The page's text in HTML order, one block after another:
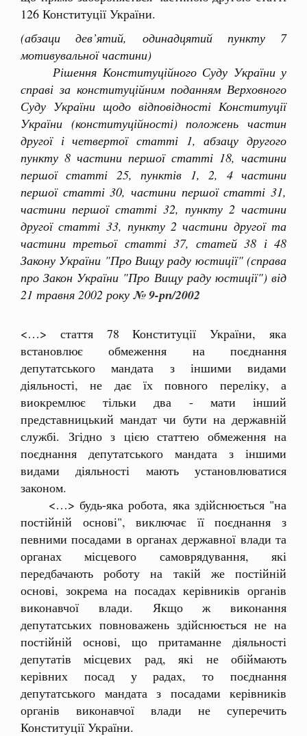
126 Конституції України.
(абзаци дев’ятий, одинадцятий пункту 7
мотивувальної частини)
Рішення Конституційного Суду України у
справі за конституційним поданням Верховного
Суду України щодо відповідності Конституції
України (конституційності) положень частин
другої і четвертої статті 1, абзацу другого
пункту 8 частини першої статті 18, частини
першої статті 25, пунктів 1, 2, 4 частини
першої статті 30, частини першої статті 31,
частини першої статті 32, пункту 2 частини
другої статті 33, пункту 2 частини другої та
частини третьої статті 37, статей 38 і 48
Закону України "Про Вищу раду юстиції" (справа
про Закон України "Про Вищу раду юстиції") від
21 травня 2002 року № 9-рп/2002
<…> стаття 78 Конституції України, яка
встановлює обмеження на поєднання
депутатського мандата з іншими видами
діяльності, не дає їх повного переліку, а
виокремлює тільки два - мати інший
представницький мандат чи бути на державній
службі. Згідно з цією статтею обмеження на
поєднання депутатського мандата з іншими
видами діяльності мають установлюватися
законом.
<…> будь-яка робота, яка здійснюється "на
постійній основі", виключає її поєднання з
певними посадами в органах державної влади та
органах місцевого самоврядування, які
передбачають роботу на такій же постійній
основі, зокрема на посадах керівників органів
виконавчої влади. Якщо ж виконання
депутатських повноважень здійснюється не на
постійній основі, що притаманне діяльності
депутатів місцевих рад, які не обіймають
керівних посад у радах, то поєднання
депутатського мандата з посадами керівників
органів виконавчої влади не суперечить
Конституції України.